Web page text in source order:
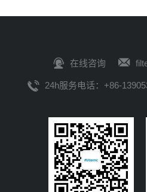
在线咨询
24h服务电话：+86-